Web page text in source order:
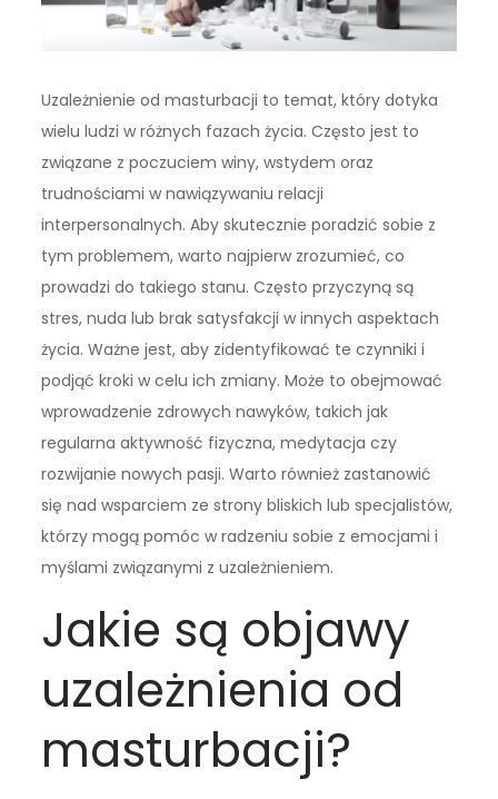
Uzależnienie od masturbacji to temat, który dotyka
wielu ludzi w różnych fazach życia. Często jest to
związane z poczuciem winy, wstydem oraz
trudnościami w nawiązywaniu relacji
interpersonalnych. Aby skutecznie poradzić sobie z
tym problemem, warto najpierw zrozumieć, co
prowadzi do takiego stanu. Często przyczyną są
stres, nuda lub brak satysfakcji w innych aspektach
życia. Ważne jest, aby zidentyfikować te czynniki i
podjąć kroki w celu ich zmiany. Może to obejmować
wprowadzenie zdrowych nawyków, takich jak
regularna aktywność fizyczna, medytacja czy
rozwijanie nowych pasji. Warto również zastanowić
się nad wsparciem ze strony bliskich lub specjalistów,
którzy mogą pomóc w radzeniu sobie z emocjami i
myślami związanymi z uzależnieniem.
Jakie są objawy
uzależnienia od
masturbacji?